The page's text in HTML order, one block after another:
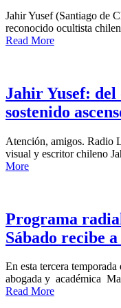
Jahir Yusef (Santiago de
reconocido ocultista
Read More
Jahir Yusef:
sostenido
Atención, amigos. Radio
visual y escritor chileno
More
Programa
Sábado recibe
En esta tercera
abogada y académica
Read More